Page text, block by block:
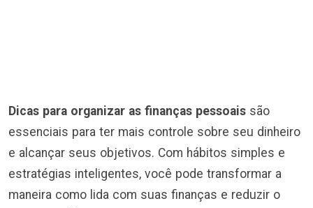
Dicas para organizar as finanças pessoais são
essenciais para ter mais controle sobre seu dinheiro
e alcançar seus objetivos. Com hábitos simples e
estratégias inteligentes, você pode transformar a
maneira como lida com suas finanças e reduzir o